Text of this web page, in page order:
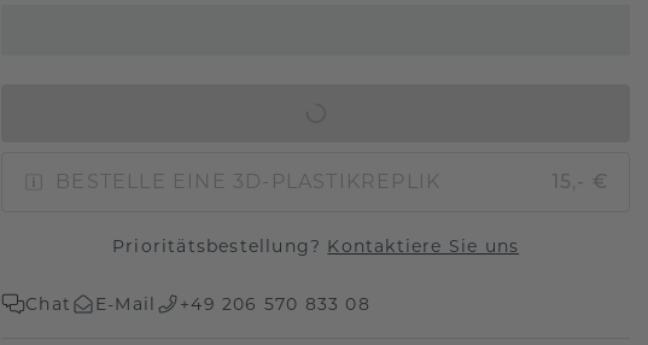
BESTELLE EINE 3D-PLASTIKREPLIK 15,- €
Prioritätsbestellung? Kontaktiere Sie uns
Chat E-Mail +49 206 570 833 08